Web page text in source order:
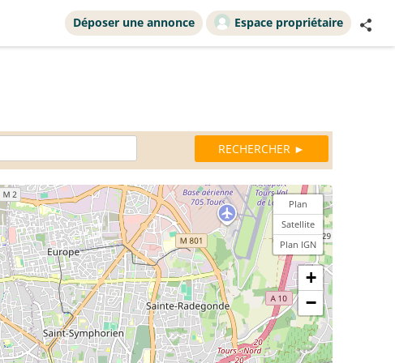
Déposer une annonce Espace propriétaire
Plan
Satellite
Plan IGN
+
−